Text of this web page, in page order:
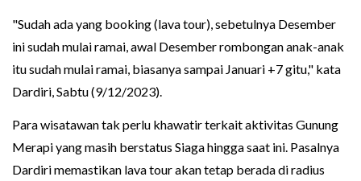
"Sudah ada yang booking (lava tour), sebetulnya Desember
ini sudah mulai ramai, awal Desember rombongan anak-anak
itu sudah mulai ramai, biasanya sampai Januari +7 gitu," kata
Dardiri, Sabtu (9/12/2023).
Para wisatawan tak perlu khawatir terkait aktivitas Gunung
Merapi yang masih berstatus Siaga hingga saat ini. Pasalnya
Dardiri memastikan lava tour akan tetap berada di radius